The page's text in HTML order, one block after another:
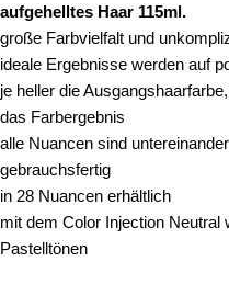
aufgehelltes Haar 115ml.
große Farbvielfalt und
ideale Ergebnisse werden auf
je heller die
das Farbergebnis
alle Nuancen sind
gebrauchsfertig
in 28 Nuancen erhältlich
mit dem Color Injection Neutral
Pastelltönen